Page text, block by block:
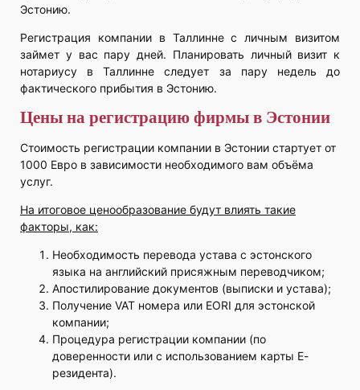
Эстонию.
Регистрация компании в Таллинне с личным визитом
займет у вас пару дней. Планировать личный визит к
нотариусу в Таллинне следует за пару недель до
фактического прибытия в Эстонию.
Цены на регистрацию фирмы в Эстонии
Стоимость регистрации компании в Эстонии стартует от
1000 Евро в зависимости необходимого вам объёма
услуг.
На итоговое ценообразование будут влиять такие
факторы, как:
Необходимость перевода устава с эстонского
языка на английский присяжным переводчиком;
Апостилирование документов (выписки и устава);
Получение VAT номера или EORI для эстонской
компании;
Процедура регистрации компании (по
доверенности или с использованием карты Е-
резидента).